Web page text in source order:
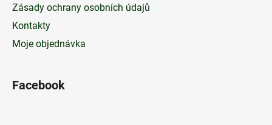
Zásady ochrany osobních údajů
Kontakty
Moje objednávka
Facebook